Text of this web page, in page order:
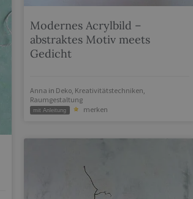
Modernes Acrylbild –
abstraktes Motiv meets
Gedicht
Anna in Deko Kreativitätstechniken
Raumgestaltung
mit Anleitung merken